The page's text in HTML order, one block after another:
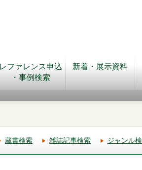
レファレンス申込
・事例検索
新着・展示資料
蔵書検索 雑誌記事検索 ジャンル